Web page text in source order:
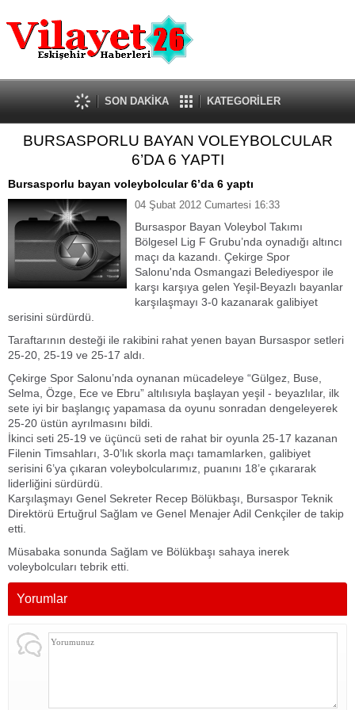
Güncel
Ekonomi
Politika
Eğitim
Spor
Kültür-Sanat
Röportaj
Tanıtım Yazısı
SON DAKİKA KATEGORİLER
BURSASPORLU BAYAN VOLEYBOLCULAR
6’DA 6 YAPTI
Bursasporlu bayan voleybolcular 6’da 6 yaptı
04 Şubat 2012 Cumartesi 16:33
Bursaspor Bayan Voleybol Takımı
Bölgesel Lig F Grubu’nda oynadığı altıncı
maçı da kazandı. Çekirge Spor
Salonu'nda Osmangazi Belediyespor ile
karşı karşıya gelen Yeşil-Beyazlı bayanlar
karşılaşmayı 3-0 kazanarak galibiyet
serisini sürdürdü.
Taraftarının desteği ile rakibini rahat yenen bayan Bursaspor setleri
25-20, 25-19 ve 25-17 aldı.
Çekirge Spor Salonu’nda oynanan mücadeleye “Gülgez, Buse,
Selma, Özge, Ece ve Ebru” altılısıyla başlayan yeşil - beyazlılar, ilk
sete iyi bir başlangıç yapamasa da oyunu sonradan dengeleyerek
25-20 üstün ayrılmasını bildi.
İkinci seti 25-19 ve üçüncü seti de rahat bir oyunla 25-17 kazanan
Filenin Timsahları, 3-0’lık skorla maçı tamamlarken, galibiyet
serisini 6’ya çıkaran voleybolcularımız, puanını 18’e çıkararak
liderliğini sürdürdü.
Karşılaşmayı Genel Sekreter Recep Bölükbaşı, Bursaspor Teknik
Direktörü Ertuğrul Sağlam ve Genel Menajer Adil Cenkçiler de takip
etti.
Müsabaka sonunda Sağlam ve Bölükbaşı sahaya inerek
voleybolcuları tebrik etti.
Yorumlar